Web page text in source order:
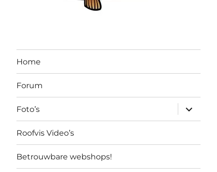
Home
Forum
Foto’s
Roofvis Video’s
Betrouwbare webshops!